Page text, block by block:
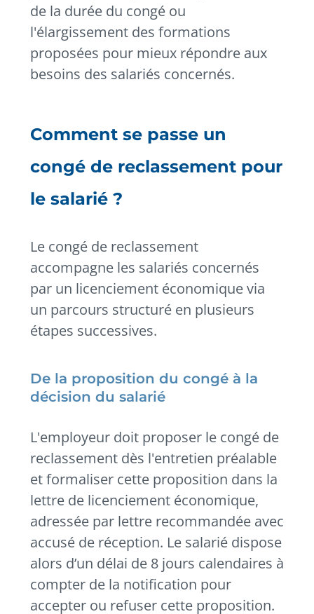
de la durée du congé ou
l'élargissement des formations
proposées pour mieux répondre aux
besoins des salariés concernés.
Comment se passe un
congé de reclassement pour
le salarié ?
Le congé de reclassement
accompagne les salariés concernés
par un licenciement économique via
un parcours structuré en plusieurs
étapes successives.
De la proposition du congé à la
décision du salarié
L'employeur doit proposer le congé de
reclassement dès l'entretien préalable
et formaliser cette proposition dans la
lettre de licenciement économique,
adressée par lettre recommandée avec
accusé de réception. Le salarié dispose
alors d’un délai de 8 jours calendaires à
compter de la notification pour
accepter ou refuser cette proposition.